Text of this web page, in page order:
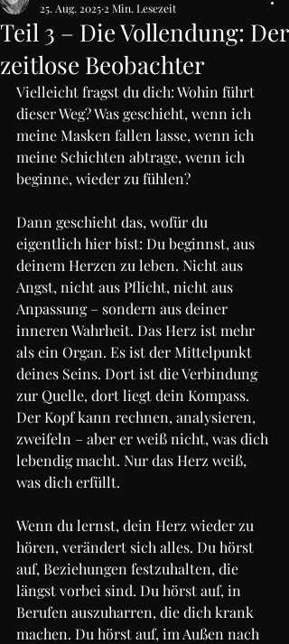
Teil 3 – Die Vollendung: Der
zeitlose Beobachter
25. Aug. 2025 2 Min. Lesezeit
Vielleicht fragst du dich: Wohin führt
dieser Weg? Was geschieht, wenn ich
meine Masken fallen lasse, wenn ich
meine Schichten abtrage, wenn ich
beginne, wieder zu fühlen?
Dann geschieht das, wofür du
eigentlich hier bist: Du beginnst, aus
deinem Herzen zu leben. Nicht aus
Angst, nicht aus Pflicht, nicht aus
Anpassung – sondern aus deiner
inneren Wahrheit. Das Herz ist mehr
als ein Organ. Es ist der Mittelpunkt
deines Seins. Dort ist die Verbindung
zur Quelle, dort liegt dein Kompass.
Der Kopf kann rechnen, analysieren,
zweifeln – aber er weiß nicht, was dich
lebendig macht. Nur das Herz weiß,
was dich erfüllt.
Wenn du lernst, dein Herz wieder zu
hören, verändert sich alles. Du hörst
auf, Beziehungen festzuhalten, die
längst vorbei sind. Du hörst auf, in
Berufen auszuharren, die dich krank
machen. Du hörst auf, im Außen nach